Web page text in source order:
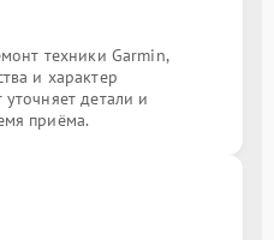
техники Garmin,
и характер
детали и
приёма.